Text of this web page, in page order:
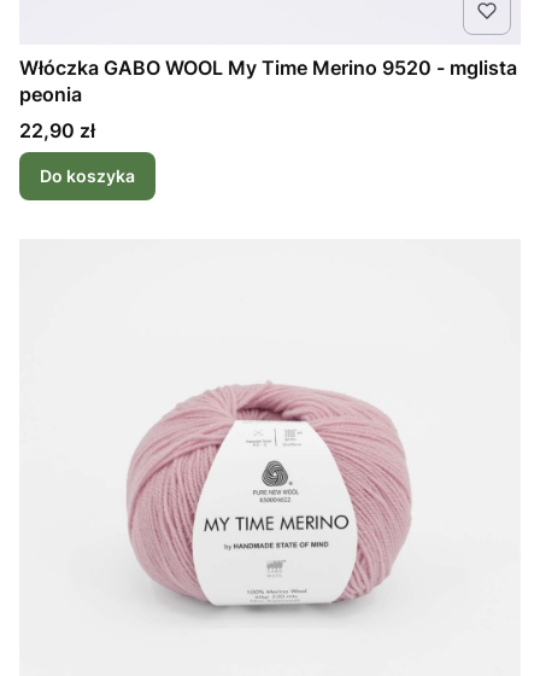
Włóczka GABO WOOL My Time Merino 9520 - mglista
peonia
Cena
22,90 zł
Do koszyka